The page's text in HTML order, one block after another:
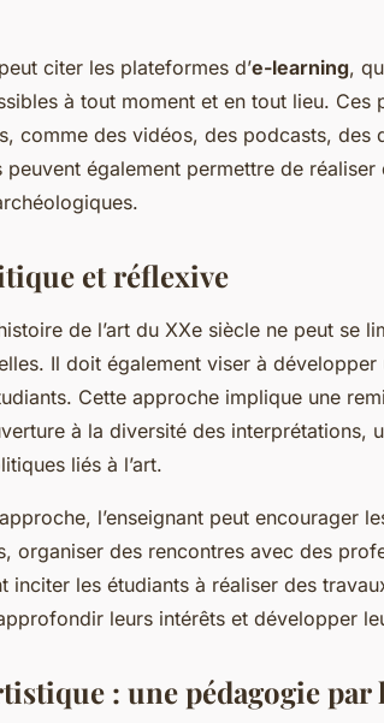
citer les plateformes d’e-learning,
à tout moment et en tout lieu.
comme des vidéos, des podcasts, des
peuvent également permettre de
et réflexive
de l’art du XXe siècle ne peut se
Il doit également viser à développer
Cette approche implique une
à la diversité des interprétations,
liés à l’art.
l’enseignant peut encourager
organiser des rencontres avec des
inciter les étudiants à réaliser des
leurs intérêts et développer
: une pédagogie par